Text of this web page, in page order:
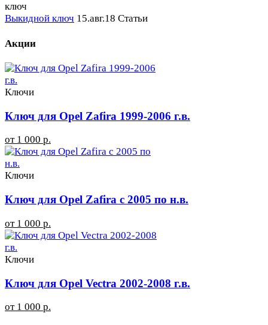
Выкидной ключ 15.авг.18 Статьи
Акции
Ключи
Ключ для Opel Zafira 1999-2006 г.в.
от 1 000 р.
Ключи
Ключ для Opel Zafira с 2005 по н.в.
от 1 000 р.
Ключи
Ключ для Opel Vectra 2002-2008 г.в.
от 1 000 р.